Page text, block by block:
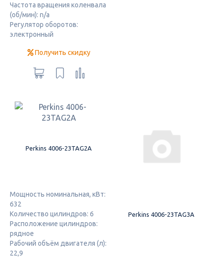
Частота вращения коленвала
(об/мин): n/a
Регулятор оборотов:
электронный
Получить скидку
Perkins 4006-23TAG2A
Мощность номинальная, кВт:
632
Количество цилиндров: 6
Расположение цилиндров:
рядное
Рабочий объём двигателя (л):
22,9
Perkins 4006-23TAG3A